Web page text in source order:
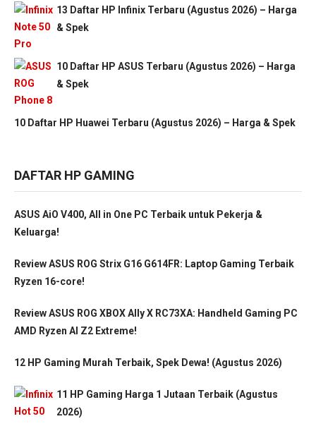
13 Daftar HP Infinix Terbaru (Agustus 2026) – Harga
& Spek
10 Daftar HP ASUS Terbaru (Agustus 2026) – Harga
& Spek
10 Daftar HP Huawei Terbaru (Agustus 2026) – Harga & Spek
DAFTAR HP GAMING
ASUS AiO V400, All in One PC Terbaik untuk Pekerja &
Keluarga!
Review ASUS ROG Strix G16 G614FR: Laptop Gaming Terbaik
Ryzen 16-core!
Review ASUS ROG XBOX Ally X RC73XA: Handheld Gaming PC
AMD Ryzen AI Z2 Extreme!
12 HP Gaming Murah Terbaik, Spek Dewa! (Agustus 2026)
11 HP Gaming Harga 1 Jutaan Terbaik (Agustus
2026)